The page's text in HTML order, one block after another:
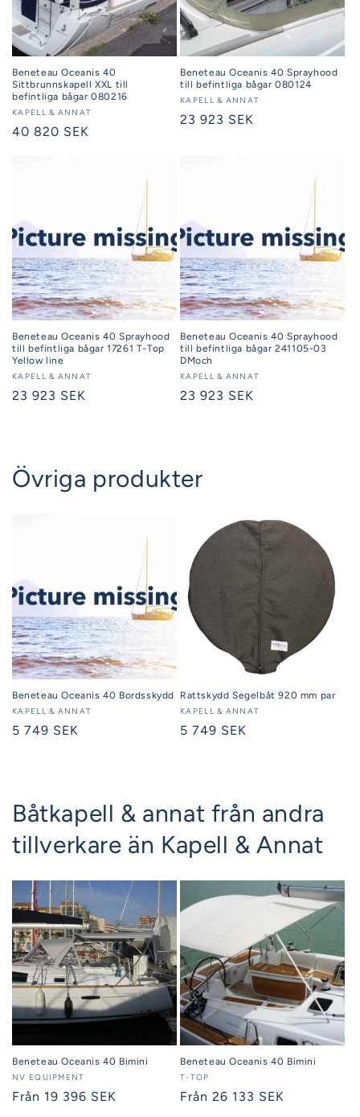
Beneteau Oceanis 40
Sittbrunnskapell XXL till
befintliga bågar 080216
Säljare:
KAPELL & ANNAT
Ordinarie
40 820 SEK
Beneteau Oceanis 40 Sprayhood
till befintliga bågar 080124
Säljare:
KAPELL & ANNAT
Ordinarie
23 923 SEK
Beneteau Oceanis 40 Sprayhood
till befintliga bågar 17261 T-Top
Yellow line
Säljare:
KAPELL & ANNAT
Ordinarie
23 923 SEK
Beneteau Oceanis 40 Sprayhood
till befintliga bågar 241105-03
DMoch
Säljare:
KAPELL & ANNAT
Ordinarie
23 923 SEK
Övriga produkter
Beneteau Oceanis 40 Bordsskydd
Säljare:
KAPELL & ANNAT
Ordinarie
5 749 SEK
Rattskydd Segelbåt 920 mm par
Säljare:
KAPELL & ANNAT
Ordinarie
5 749 SEK
Båtkapell & annat från andra
tillverkare än Kapell & Annat
Beneteau Oceanis 40 Bimini
Säljare:
NV EQUIPMENT
Ordinarie
Från 19 396 SEK
Beneteau Oceanis 40 Bimini
Säljare:
T-TOP
Ordinarie
Från 26 133 SEK